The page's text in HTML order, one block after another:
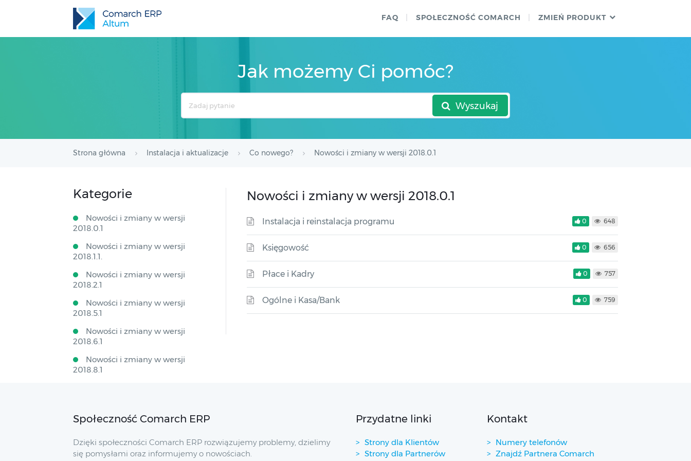
FAQ SPOŁECZNOŚĆ COMARCH ZMIEŃ PRODUKT
Jak możemy Ci pomóc?
Wyszukaj
Strona główna Instalacja i aktualizacje Co nowego? Nowości i zmiany w wersji 2018.0.1
Nowości i zmiany w wersji 2018.0.1
Instalacja i reinstalacja programu 0 648
Księgowość 0 656
Płace i Kadry 0 757
Ogólne i Kasa/Bank 0 759
Kategorie
Nowości i zmiany w wersji
2018.0.1
Nowości i zmiany w wersji
2018.1.1.
Nowości i zmiany w wersji
2018.2.1
Nowości i zmiany w wersji
2018.5.1
Nowości i zmiany w wersji
2018.6.1
Nowości i zmiany w wersji
2018.8.1
Społeczność Comarch ERP
Dzięki społeczności Comarch ERP rozwiązujemy problemy, dzielimy
się pomysłami oraz informujemy o nowościach.
Przydatne linki
Strony dla Klientów
Strony dla Partnerów
Kontakt
Numery telefonów
Znajdź Partnera Comarch